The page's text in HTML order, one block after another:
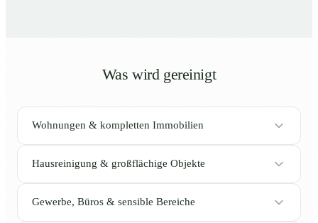
Was wird gereinigt
Wohnungen & kompletten Immobilien
Hausreinigung & großflächige Objekte
Gewerbe, Büros & sensible Bereiche